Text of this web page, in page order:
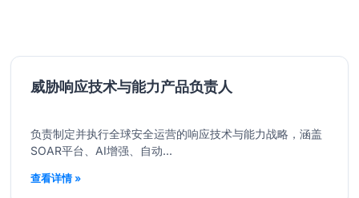
威胁响应技术与能力产品负责人
负责制定并执行全球安全运营的响应技术与能力战略，涵盖
SOAR平台、AI增强、自动...
查看详情 »